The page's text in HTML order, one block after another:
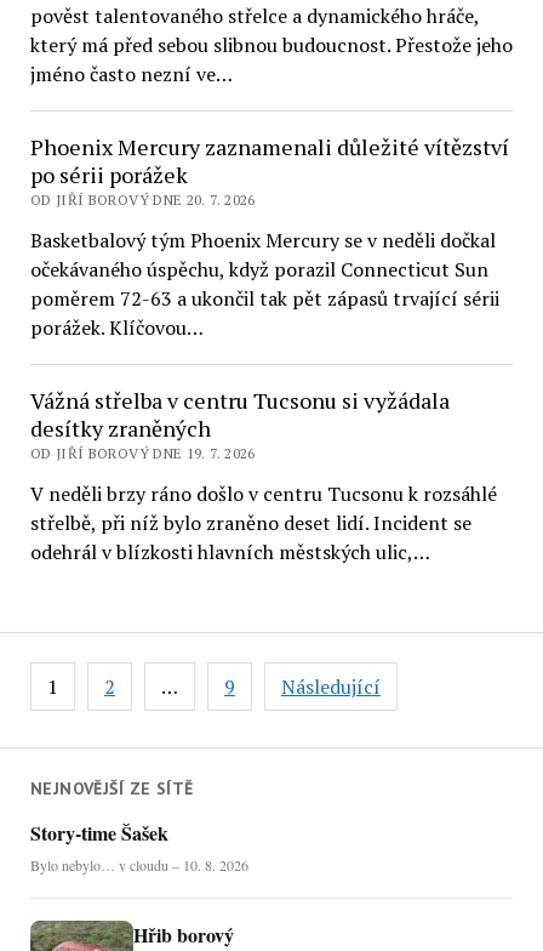
NEJNOVĚJŠÍ ZE SÍTĚ
Story-time Šašek
Bylo nebylo… v cloudu – 10. 8. 2026
Hřib borový
pověst talentovaného střelce a dynamického hráče,
který má před sebou slibnou budoucnost. Přestože jeho
jméno často nezní ve…
Phoenix Mercury zaznamenali důležité vítězství
po sérii porážek
OD JIŘÍ BOROVÝ DNE 20. 7. 2026
Basketbalový tým Phoenix Mercury se v neděli dočkal
očekávaného úspěchu, když porazil Connecticut Sun
poměrem 72-63 a ukončil tak pět zápasů trvající sérii
porážek. Klíčovou…
Vážná střelba v centru Tucsonu si vyžádala
desítky zraněných
OD JIŘÍ BOROVÝ DNE 19. 7. 2026
V neděli brzy ráno došlo v centru Tucsonu k rozsáhlé
střelbě, při níž bylo zraněno deset lidí. Incident se
odehrál v blízkosti hlavních městských ulic,…
Stránkování
příspěvků
1 2 … 9 Následující